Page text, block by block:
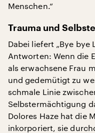
Menschen.“
Trauma und
Dabei liefert „Bye bye
Antworten: Wenn die
als erwachsene Frau
und gedemütigt zu
schmale Linie
Selbstermächtigung
Dolores Haze hat die
inkorporiert, sie